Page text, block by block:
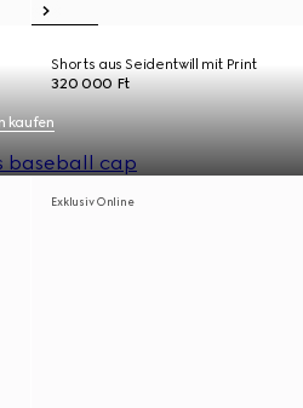
Shorts aus Seidentwill mit Print
320 000 Ft
kaufen
Exklusiv Online